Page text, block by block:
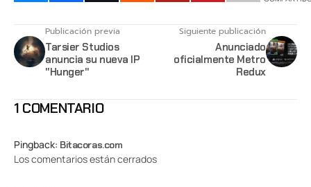
Publicación previa
Tarsier Studios
anuncia su nueva IP
"Hunger"
Siguiente publicación
Anunciado
oficialmente Metro
Redux
1 COMENTARIO
Pingback: Bitacoras.com
Los comentarios están cerrados